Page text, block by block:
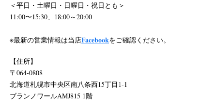
＜平日・土曜日・日曜日・祝日とも＞
11:00〜15:30、18:00～20:00
※最新の営業情報は当店Facebookをご確認ください。
【住所】
〒064-0808
北海道札幌市中央区南八条西15丁目1-1
ブランノワールAMJ815 1階